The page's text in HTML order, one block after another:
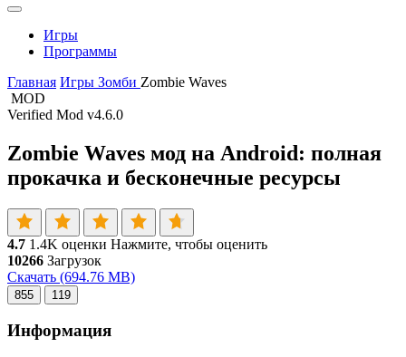
Игры
Программы
Главная Игры Зомби Zombie Waves
MOD
Verified Mod v4.6.0
Zombie Waves мод на Android: полная
прокачка и бесконечные ресурсы
4.7 1.4K оценки Нажмите, чтобы оценить
10266 Загрузок
Скачать (694.76 MB)
855 119
Информация